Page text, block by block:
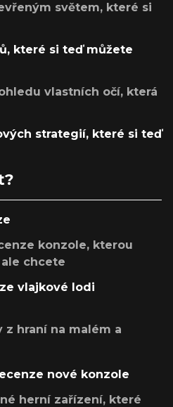
světem, které si
které si teď můžete
vlastních očí, která
strategií, které si teď
konzole, kterou
chcete
vlajkové lodi
z hraní na malém a
nové konzole
herní zařízení, které